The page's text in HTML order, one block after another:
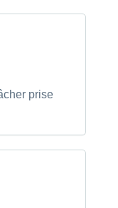
prise